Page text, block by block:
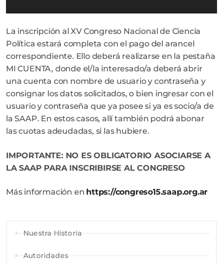
La inscripción al XV Congreso Nacional de Ciencia
Política estará completa con el pago del arancel
correspondiente. Ello deberá realizarse en la pestaña
MI CUENTA, donde el/la interesado/a deberá abrir
una cuenta con nombre de usuario y contraseña y
consignar los datos solicitados, o bien ingresar con el
usuario y contraseña que ya posee si ya es socio/a de
la SAAP. En estos casos, allí también podrá abonar
las cuotas adeudadas, si las hubiere.
IMPORTANTE: NO ES OBLIGATORIO ASOCIARSE A
LA SAAP PARA INSCRIBIRSE AL CONGRESO
Más información en https://congreso15.saap.org.ar
Nuestra Historia
Autoridades